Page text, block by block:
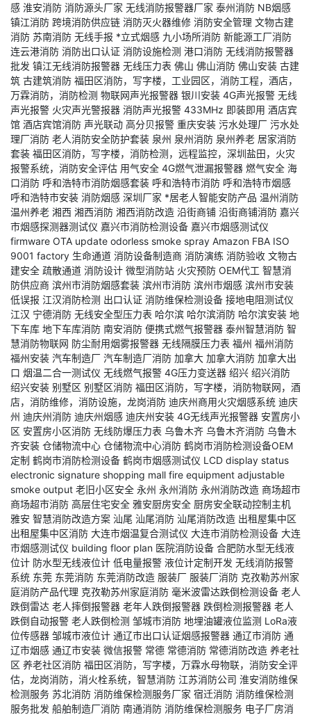
感 淮安消防 消防源头厂家 无线消防报警器厂家 泰州消防 NB烟感
镇江消防 跨境消防供应链 消防灭火器维修 消防安全管理 文物古建
消防 苏南消防 无线手报 *立式烟感 九小场所消防 新能源工厂消防
连云港消防 消防出口认证 消防设施检测 港口消防 无线消防报警器
批发 镇江无线消防报警器 无线压力表 佛山 佛山消防 佛山安装 古建
筑 古建筑消防 福田区消防，写字楼，工业园区，消防工程，酒店，
万霖消防，消防检测 物联网声光报警器 银川安装 4G声光报警 无线
声光报警 火灾声光警报器 消防声光报警 433MHz 即装即用 酒店宾
馆 酒店宾馆消防 声光联动 高分贝报警 重庆安装 污水处理厂 污水处
理厂消防 老人消防安全防护套装 泉州 泉州消防 泉州养老 居家消防
套装 福田区消防，写字楼，消防检测，远程监控，深圳盐田，火灾
报警系统，消防安全评估 用气安全 4G燃气泄漏报警器 燃气安全 海
口消防 呼和浩特市消防烟感套装 呼和浩特市消防 呼和浩特市烟感
呼和浩特市安装 消防烟感 深圳厂家 *居老人智能安防产品 温州消防
温州养老 湘西 湘西消防 湘西消防改造 沿街商铺 沿街商铺消防 嘉兴
市烟感探测器测试仪 嘉兴市消防检测设备 嘉兴市烟感测试仪
firmware OTA update odorless smoke spray Amazon FBA ISO
9001 factory 生命通道 消防设备制造商 消防演练 消防验收 文物古
建安全 疏散通道 消防设计 微型消防站 火灾预防 OEM代工 智慧消
防供应商 滨州市消防烟感套装 滨州市消防 滨州市烟感 滨州市安装
低误报 江汉消防检测 出口认证 消防维保检测设备 接地电阻测试仪
江汉 宁德消防 无线安全型压力表 哈尔滨 哈尔滨消防 哈尔滨安装 地
下车库 地下车库消防 南安消防 便携式燃气报警器 泰州智慧消防 智
慧消防物联网 防尘耐用烟雾报警器 无线隔膜压力表 福州 福州消防
福州安装 汽车制造厂 汽车制造厂消防 加拿大 加拿大消防 加拿大出
口 烟温二合一测试仪 无线燃气报警 4G压力变送器 绍兴 绍兴消防
绍兴安装 别墅区 别墅区消防 福田区消防，写字楼，消防物联网，酒
店，消防维修，消防设施，龙岗消防 迪庆州商用火灾烟感系统 迪庆
州 迪庆州消防 迪庆州烟感 迪庆州安装 4G无线声光报警器 安置房小
区 安置房小区消防 无线防爆压力表 乌鲁木齐 乌鲁木齐消防 乌鲁木
齐安装 仓储物流中心 仓储物流中心消防 鹤岗市消防检测设备OEM
定制 鹤岗市消防检测设备 鹤岗市烟感测试仪 LCD display status
electronic signature shopping mall fire equipment adjustable
smoke output 老旧小区安全 永州 永州消防 永州消防改造 商场超市
商场超市消防 高层住宅安全 雅安厨房安全 厨房安全联动控制主机
雅安 智慧消防改造方案 汕尾 汕尾消防 汕尾消防改造 出租屋集中区
出租屋集中区消防 大连市烟温复合测试仪 大连市消防检测设备 大连
市烟感测试仪 building floor plan 医院消防设备 合肥防水型无线液
位计 防水型无线液位计 低电量报警 液位计定制开发 无线消防报警
系统 东莞 东莞消防 东莞消防改造 服装厂 服装厂消防 克孜勒苏州家
庭消防产品代理 克孜勒苏州家庭消防 毫米波雷达跌倒检测设备 老人
跌倒雷达 老人摔倒报警器 老年人跌倒报警器 跌倒检测报警器 老人
跌倒自动报警 老人跌倒检测 邹城市消防 地埋油罐液位监测 LoRa液
位传感器 邹城市液位计 通辽市出口认证烟感报警器 通辽市消防 通
辽市烟感 通辽市安装 微信报警 常德 常德消防 常德消防改造 养老社
区 养老社区消防 福田区消防，写字楼，万霖水母物联，消防安全评
估，龙岗消防，消火栓系统，智慧消防 江苏消防公司 淮安消防维保
检测服务 苏北消防 消防维保检测服务厂家 宿迁消防 消防维保检测
服务批发 船舶制造厂消防 南通消防 消防维保检测服务 电子厂房消